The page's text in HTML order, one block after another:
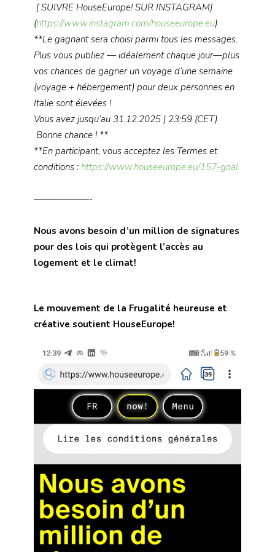
[ SUIVRE HouseEurope! SUR INSTAGRAM]
(https://www.instagram.com/houseeurope.eu)
**Le gagnant sera choisi parmi tous les messages.
Plus vous publiez — idéalement chaque jour—plus
vos chances de gagner un voyage d’une semaine
(voyage + hébergement) pour deux personnes en
Italie sont élevées !
Vous avez jusqu’au 31.12.2025 | 23:59 (CET)
Bonne chance ! **
**En participant, vous acceptez les Termes et
conditions : https://www.houseeurope.eu/157-goal
——————-
Nous avons besoin d’un million de signatures
pour des lois qui protègent l’accès au
logement et le climat!
Le mouvement de la Frugalité heureuse et
créative soutient HouseEurope!